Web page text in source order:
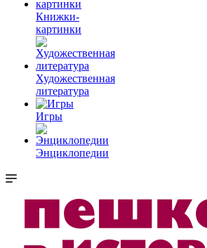
Книжки-
картинки
Художественная
литература
Игры
Энциклопедии